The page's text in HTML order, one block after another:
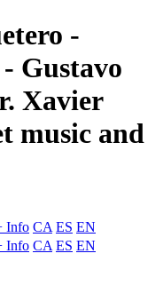
-
Gustavo
Xavier
music and
Info CA ES EN
Info CA ES EN